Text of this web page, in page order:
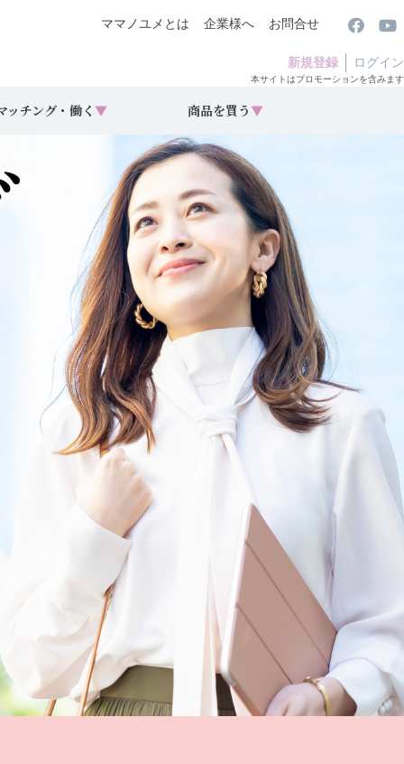
ママノユメとは 企業様へ お問合せ
新規登録 ログイン
本サイトはプロモーションを含みます
ッチング・働く ▼ 商品を買う ▼